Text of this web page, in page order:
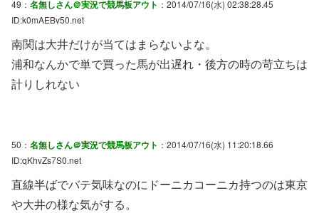
49： 名無しさん＠実況で競馬板アウト ：2014/07/16(水) 02:38:28.45
ID:k0mAEBv50.net
南関は大井だけが当てはまらないよな。
浦和なんかで単で買った馬が出遅れ・後方の時の苛立ちは
計りしれない
50： 名無しさん＠実況で競馬板アウト ：2014/07/16(水) 11:20:18.66
ID:qKhvZs7S0.net
直線半ばでバテ気味なのにドーニカコーニカ持つのは東京
や大井の様な気がする。